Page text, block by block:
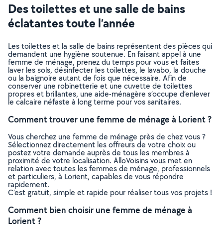
Des toilettes et une salle de bains
éclatantes toute l’année
Les toilettes et la salle de bains représentent des pièces qui
demandent une hygiène soutenue. En faisant appel à une
femme de ménage, prenez du temps pour vous et faites
laver les sols, désinfecter les toilettes, le lavabo, la douche
ou la baignoire autant de fois que nécessaire. Afin de
conserver une robinetterie et une cuvette de toilettes
propres et brillantes, une aide-ménagère s’occupe d’enlever
le calcaire néfaste à long terme pour vos sanitaires.
Comment trouver une femme de ménage à Lorient ?
Vous cherchez une femme de ménage près de chez vous ?
Sélectionnez directement les offreurs de votre choix ou
postez votre demande auprès de tous les membres à
proximité de votre localisation. AlloVoisins vous met en
relation avec toutes les femmes de ménage, professionnels
et particuliers, à Lorient, capables de vous répondre
rapidement.
C’est gratuit, simple et rapide pour réaliser tous vos projets !
Comment bien choisir une femme de ménage à
Lorient ?